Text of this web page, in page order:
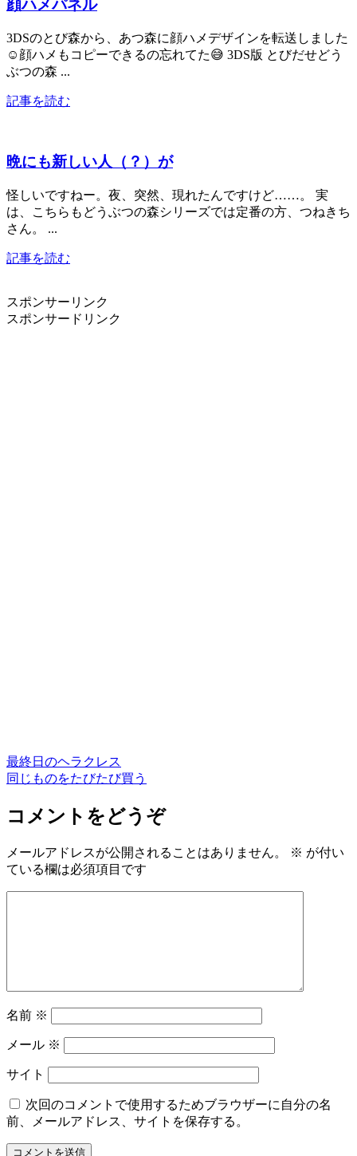
顔ハメパネル
3DSのとび森から、あつ森に顔ハメデザインを転送しました
☺️顔ハメもコピーできるの忘れてた😅 3DS版 とびだせどう
ぶつの森 ...
記事を読む
晩にも新しい人（？）が
怪しいですねー。夜、突然、現れたんですけど……。 実
は、こちらもどうぶつの森シリーズでは定番の方、つねきち
さん。 ...
記事を読む
スポンサーリンク
スポンサードリンク
最終日のヘラクレス
同じものをたびたび買う
コメントをどうぞ
メールアドレスが公開されることはありません。 ※ が付い
ている欄は必須項目です
名前 ※
メール ※
サイト
次回のコメントで使用するためブラウザーに自分の名
前、メールアドレス、サイトを保存する。